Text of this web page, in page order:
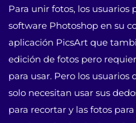
Para unir fotos, los
software Photoshop en su
aplicación PicsArt que
edición de fotos pero
para usar. Pero los
solo necesitan usar sus
para recortar y las fotos